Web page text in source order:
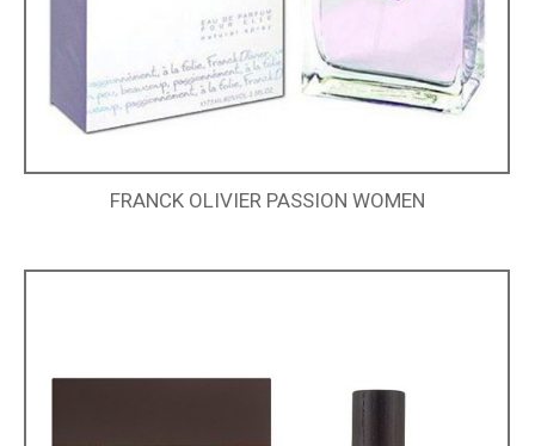
FRANCK OLIVIER PASSION WOMEN